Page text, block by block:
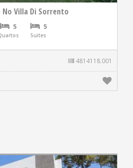
No Villa Di Sorrento
5 5
Suites
4814118.001